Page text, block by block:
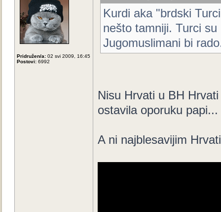
Pridružen/a: 02 svi 2009, 16:45
Postovi: 6992
Kurdi aka "brdski
nešto tamniji. Turci
Jugomuslimani bi
Nisu Hrvati u BH
ostavila oporuku papi...
A ni najblesavijim